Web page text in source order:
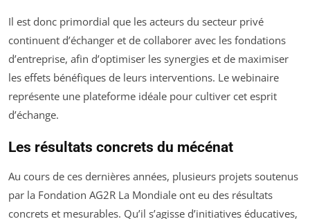
Il est donc primordial que les acteurs du secteur privé
continuent d’échanger et de collaborer avec les fondations
d’entreprise, afin d’optimiser les synergies et de maximiser
les effets bénéfiques de leurs interventions. Le webinaire
représente une plateforme idéale pour cultiver cet esprit
d’échange.
Les résultats concrets du mécénat
Au cours de ces dernières années, plusieurs projets soutenus
par la Fondation AG2R La Mondiale ont eu des résultats
concrets et mesurables. Qu’il s’agisse d’initiatives éducatives,